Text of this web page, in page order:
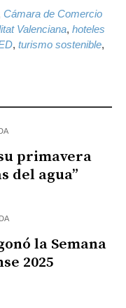
Cámara de Comercio
Valenciana, hoteles
, turismo sostenible,
primavera
del agua”
la Semana
2025